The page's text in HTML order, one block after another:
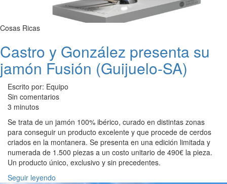
Cosas Ricas
Castro y González presenta su
jamón Fusión (Guijuelo-SA)
Escrito por: Equipo
Sin comentarios
3 minutos
Se trata de un jamón 100% ibérico, curado en distintas zonas
para conseguir un producto excelente y que procede de cerdos
criados en la montanera. Se presenta en una edición limitada y
numerada de 1.500 piezas a un costo unitario de 490€ la pieza.
Un producto único, exclusivo y sin precedentes.
Seguir leyendo